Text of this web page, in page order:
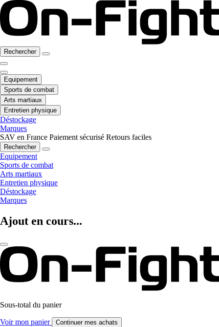
Rechercher
Equipement
Sports de combat
Arts martiaux
Entretien physique
Déstockage
Marques
SAV en France Paiement sécurisé Retours faciles
Rechercher
Equipement
Sports de combat
Arts martiaux
Entretien physique
Déstockage
Marques
Ajout en cours...
Sous-total du panier
Voir mon panier Continuer mes achats